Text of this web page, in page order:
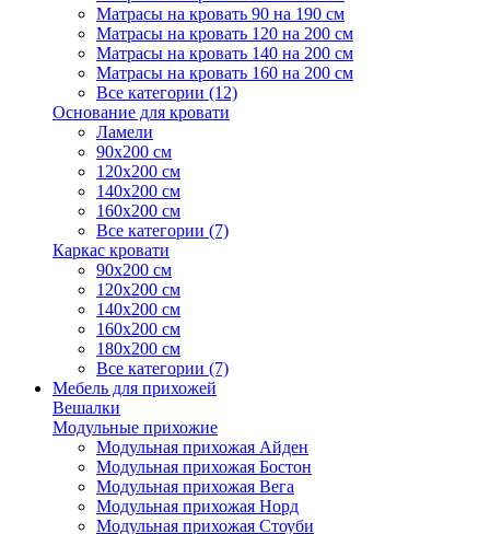
Матрасы на кровать 90 на 190 см
Матрасы на кровать 120 на 200 см
Матрасы на кровать 140 на 200 см
Матрасы на кровать 160 на 200 см
Все категории (12)
Основание для кровати
Ламели
90х200 см
120х200 см
140х200 см
160х200 см
Все категории (7)
Каркас кровати
90х200 см
120х200 см
140х200 см
160х200 см
180х200 см
Все категории (7)
Мебель для прихожей
Вешалки
Модульные прихожие
Модульная прихожая Айден
Модульная прихожая Бостон
Модульная прихожая Вега
Модульная прихожая Норд
Модульная прихожая Стоуби